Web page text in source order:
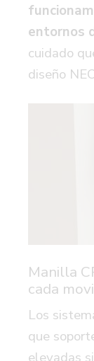
entornos
cuidado
diseño
Manilla
cada
Los
que